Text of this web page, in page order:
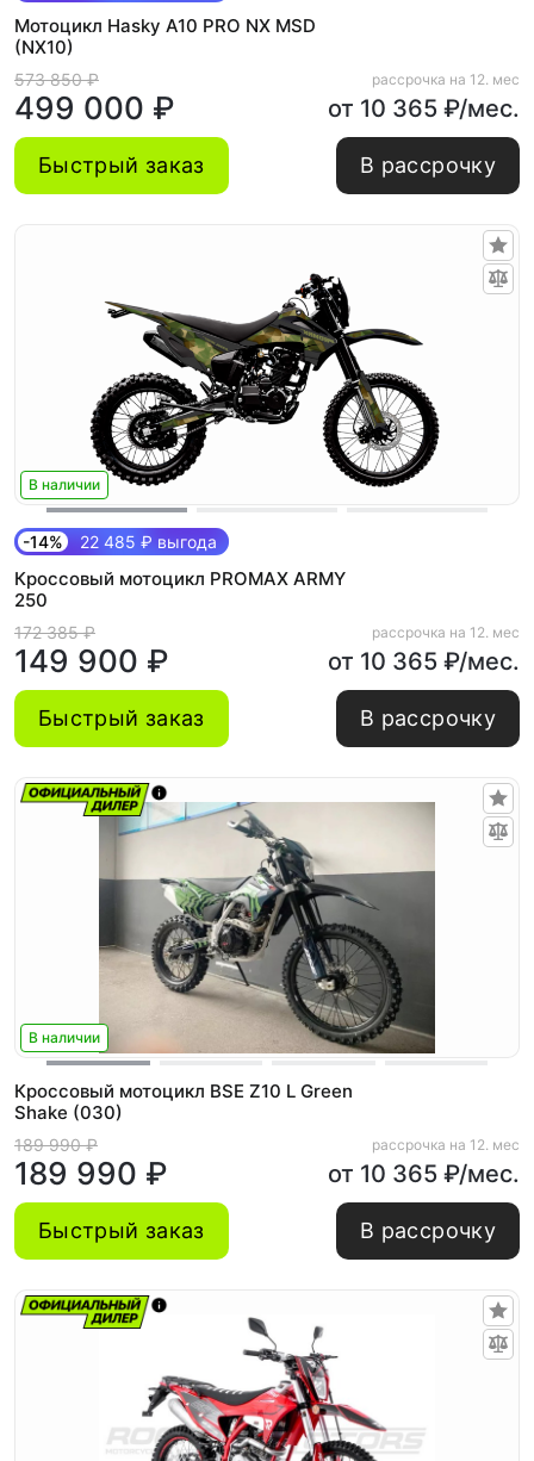
Мотоцикл Hasky A10 PRO NX MSD
(NX10)
573 850 ₽
499 000 ₽
рассрочка на 12. мес
от 10 365 ₽/мес.
Быстрый заказ В рассрочку
В наличии
-14% 22 485 ₽ выгода
Кроссовый мотоцикл PROMAX ARMY
250
172 385 ₽
149 900 ₽
рассрочка на 12. мес
от 10 365 ₽/мес.
Быстрый заказ В рассрочку
В наличии
Кроссовый мотоцикл BSE Z10 L Green
Shake (030)
189 990 ₽
189 990 ₽
рассрочка на 12. мес
от 10 365 ₽/мес.
Быстрый заказ В рассрочку